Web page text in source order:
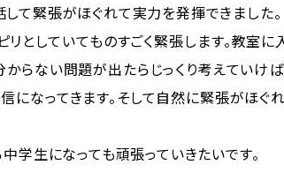
て緊張がほぐれて実力を発揮できました。
としていてものすごく緊張します。教室
らない問題が出たらじっくり考えていけ
なってきます。そして自然に緊張がほぐ
学生になっても頑張っていきたいです。